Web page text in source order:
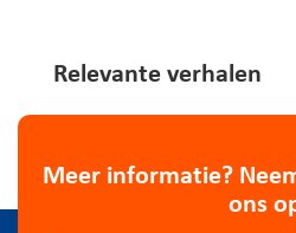
Relevante verhalen
Meer informatie?
ons